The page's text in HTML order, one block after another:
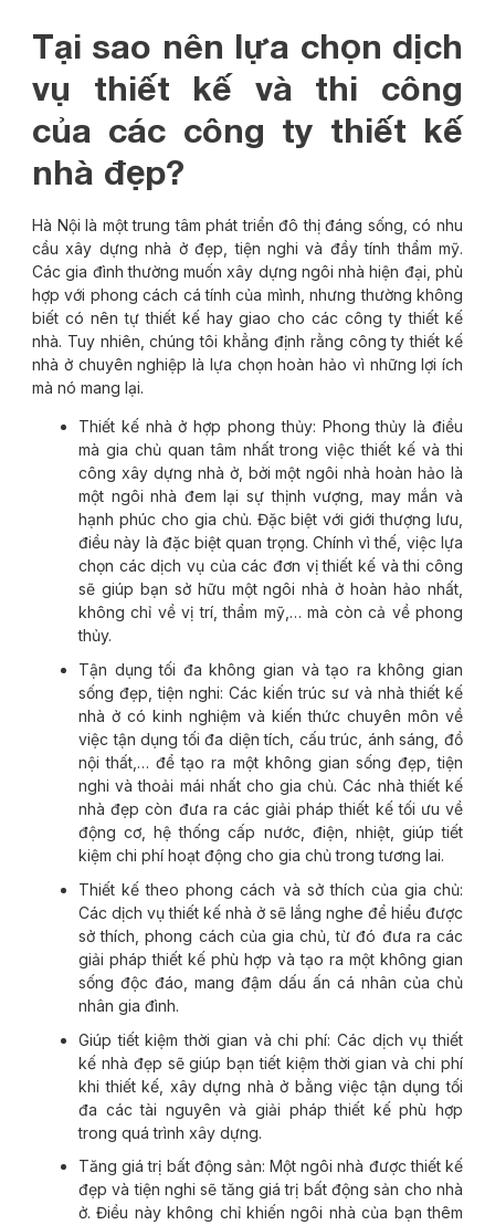
Tại sao nên lựa chọn dịch
vụ thiết kế và thi công
của các công ty thiết kế
nhà đẹp?
Hà Nội là một trung tâm phát triển đô thị đáng sống, có nhu
cầu xây dựng nhà ở đẹp, tiện nghi và đầy tính thẩm mỹ.
Các gia đình thường muốn xây dựng ngôi nhà hiện đại, phù
hợp với phong cách cá tính của mình, nhưng thường không
biết có nên tự thiết kế hay giao cho các công ty thiết kế
nhà. Tuy nhiên, chúng tôi khẳng định rằng công ty thiết kế
nhà ở chuyên nghiệp là lựa chọn hoàn hảo vì những lợi ích
mà nó mang lại.
Thiết kế nhà ở hợp phong thủy: Phong thủy là điều
mà gia chủ quan tâm nhất trong việc thiết kế và thi
công xây dựng nhà ở, bởi một ngôi nhà hoàn hảo là
một ngôi nhà đem lại sự thịnh vượng, may mắn và
hạnh phúc cho gia chủ. Đặc biệt với giới thượng lưu,
điều này là đặc biệt quan trọng. Chính vì thế, việc lựa
chọn các dịch vụ của các đơn vị thiết kế và thi công
sẽ giúp bạn sở hữu một ngôi nhà ở hoàn hảo nhất,
không chỉ về vị trí, thẩm mỹ,… mà còn cả về phong
thủy.
Tận dụng tối đa không gian và tạo ra không gian
sống đẹp, tiện nghi: Các kiến trúc sư và nhà thiết kế
nhà ở có kinh nghiệm và kiến thức chuyên môn về
việc tận dụng tối đa diện tích, cấu trúc, ánh sáng, đồ
nội thất,… để tạo ra một không gian sống đẹp, tiện
nghi và thoải mái nhất cho gia chủ. Các nhà thiết kế
nhà đẹp còn đưa ra các giải pháp thiết kế tối ưu về
động cơ, hệ thống cấp nước, điện, nhiệt, giúp tiết
kiệm chi phí hoạt động cho gia chủ trong tương lai.
Thiết kế theo phong cách và sở thích của gia chủ:
Các dịch vụ thiết kế nhà ở sẽ lắng nghe để hiểu được
sở thích, phong cách của gia chủ, từ đó đưa ra các
giải pháp thiết kế phù hợp và tạo ra một không gian
sống độc đáo, mang đậm dấu ấn cá nhân của chủ
nhân gia đình.
Giúp tiết kiệm thời gian và chi phí: Các dịch vụ thiết
kế nhà đẹp sẽ giúp bạn tiết kiệm thời gian và chi phí
khi thiết kế, xây dựng nhà ở bằng việc tận dụng tối
đa các tài nguyên và giải pháp thiết kế phù hợp
trong quá trình xây dựng.
Tăng giá trị bất động sản: Một ngôi nhà được thiết kế
đẹp và tiện nghi sẽ tăng giá trị bất động sản cho nhà
ở. Điều này không chỉ khiến ngôi nhà của bạn thêm